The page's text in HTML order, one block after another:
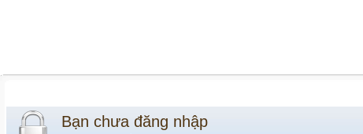
Bạn chưa đăng nhập